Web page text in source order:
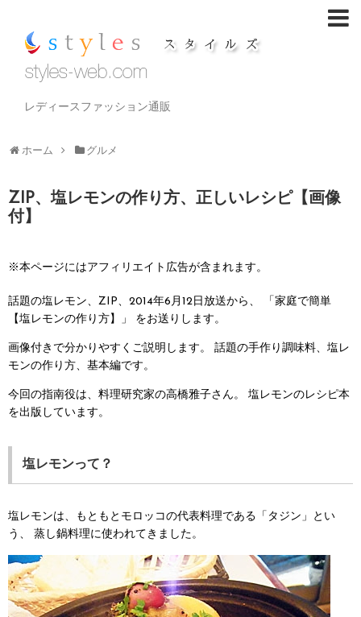
レディースファッション通販
ホーム グルメ
ZIP、塩レモンの作り方、正しいレシピ【画像
付】
※本ページにはアフィリエイト広告が含まれます。
話題の塩レモン、ZIP、2014年6月12日放送から、
「家庭で簡単
【塩レモンの作り方】」 をお送りします。
画像付きで分かりやすくご説明します。
話題の手作り調味料、塩レ
モンの作り方、基本編です。
今回の指南役は、料理研究家の高橋雅子さん。
塩レモンのレシピ本
を出版しています。
塩レモンって？
塩レモンは、もともとモロッコの代表料理である「タジン」とい
う、 蒸し鍋料理に使われてきました。